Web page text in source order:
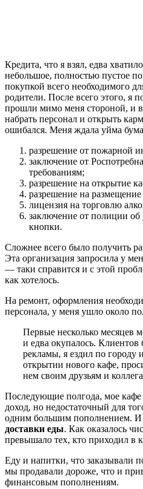
Кредита, что я взял, едва
небольшое, полностью пустое
покупкой всего необходимого
родители. После всего этого, я
прошли мимо меня стороной, и
набрать персонал и открыть
ошибался. Меня ждала уйма
разрешение от пожарной
заключение от
требованиям;
разрешение на открытие
разрешение на
лицензия на торговлю
заключение от полиции об
кнопки.
Сложнее всего было получить
Эта организация запросила у
— таки справится и с этой
как хотелось.
На ремонт, оформления
персонала, у меня ушло около
Первые несколько месяцев
и едва окупалось.
рекламы, я ездил по городу
открытии нового кафе,
нем своим друзьям и
Последующие полгода, мое
доход, но недостаточный для
одним большим пополнением. И
доставки еды. Как оказалось
превышало тех, кто приходил в
Еду и напитки, что заказывали
мы продавали дороже, что и
финансовым пополнениям.